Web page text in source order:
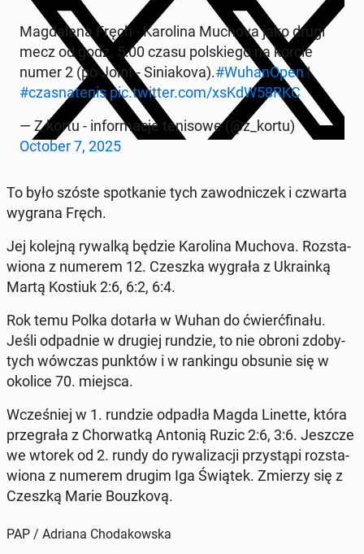
Mag­da­le­na Fręch - Ka­ro­li­na Muchova jako drugi
mecz od godz. 5:00 czasu pol­skie­go na korcie
numer 2 (po Joint - Si­nia­ko­va).#Wu­ha­nO­pen|
#cza­sna­te­nis pic.twitter.com/xsKdW58RKC
— Z kortu - in­for­ma­cje te­ni­so­we (@z_kortu)
October 7, 2025
To było szóste spo­tka­nie tych za­wod­ni­czek i czwarta
wygrana Fręch.
Jej kolejną rywalką będzie Ka­ro­li­na Muchova. Roz­sta­
wio­na z numerem 12. Czeszka wygrała z Ukra­in­ką
Martą Kostiuk 2:6, 6:2, 6:4.
Rok temu Polka dotarła w Wuhan do ćwierć­fi­na­łu.
Jeśli od­pad­nie w drugiej rundzie, to nie obroni zdo­by­
tych wówczas punktów i w ran­kin­gu obsunie się w
okolice 70. miejsca.
Wcze­śniej w 1. rundzie odpadła Magda Linette, która
prze­gra­ła z Chor­wat­ką Antonią Ruzic 2:6, 3:6. Jeszcze
we wtorek od 2. rundy do ry­wa­li­za­cji przy­stą­pi roz­sta­
wio­na z numerem drugim Iga Świątek. Zmierzy się z
Czeszką Marie Bo­uz­ko­vą.
PAP / Adriana Chodakowska